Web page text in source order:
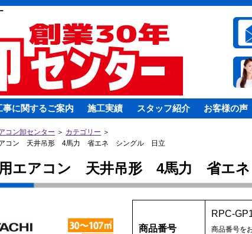
事に関するご案内 施工実績 スタッフ紹介 お客様の声
コン卸センター ＞ カテゴリー ＞
アコン 天井吊形 4馬力 省エネ シングル 日立
エアコン 天井吊形 4馬力 省エ
商品番号
RPC-
商品番号を